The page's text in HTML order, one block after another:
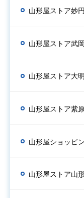
山形屋ストア妙
山形屋ストア武
山形屋ストア大
山形屋ストア紫
山形屋ショッピ
山形屋ストア山